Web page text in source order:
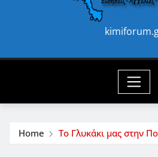
Home Το Γλυκάκι μας στην